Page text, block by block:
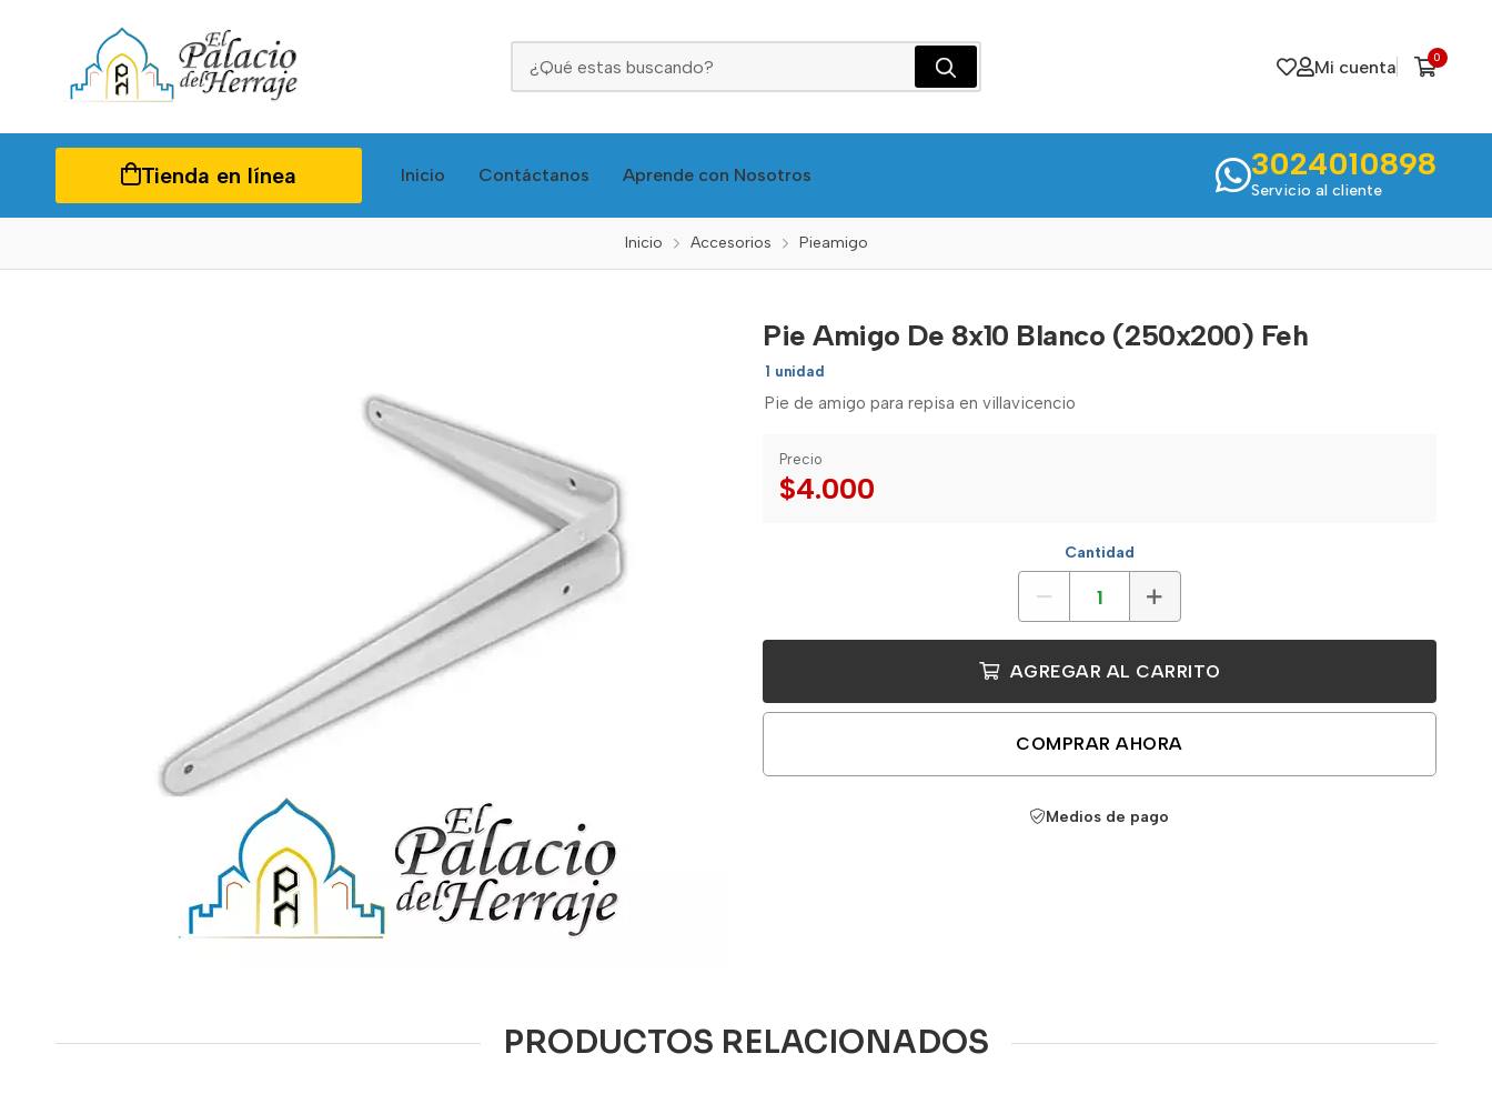
Mi cuenta 0
Tienda en línea Inicio Contáctanos Aprende con Nosotros 3024010898
Servicio al cliente
Inicio Accesorios Pieamigo
Pie Amigo De 8x10 Blanco (250x200) Feh
1 unidad
Pie de amigo para repisa en villavicencio
Precio
$4.000
Cantidad
AGREGAR AL CARRITO
COMPRAR AHORA
Medios de pago
PRODUCTOS RELACIONADOS